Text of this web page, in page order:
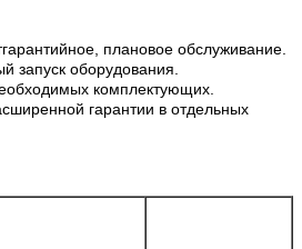
плановое обслуживание.
запуск оборудования.
комплектующих.
гарантии в отдельных